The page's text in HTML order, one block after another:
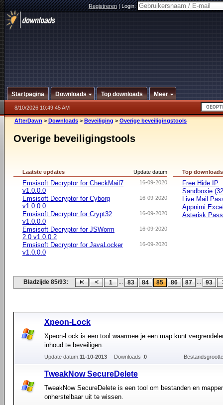
Registreren|Login:
Startpagina Downloads Top downloads Meer
8/10/2026 10:49:45 AM
AfterDawn > Downloads > Beveiliging > Overige beveiligingstools
Overige beveiligingstools
Update datum
Laatste updates
16-09-2020
Emsisoft Decryptor for CheckMail7
v1.0.0.0
16-09-2020
Emsisoft Decryptor for Cyborg
v1.0.0.0
16-09-2020
Emsisoft Decryptor for Crypt32
v1.0.0.0
16-09-2020
Emsisoft Decryptor for JSWorm
2.0 v1.0.0.2
16-09-2020
Emsisoft Decryptor for JavaLocker
v1.0.0.0
Top downloads
Free Hide IP
Sandboxie
Live Mail
Appnimi
Asterisk
Bladzijde 85/93: 1 ... 83 84 85 86 87 ... 93
Xpeon-Lock
Xpeon-Lock is een tool waarmee je een map kunt
inhoud te beveiligen.
Update datum:11-10-2013 Downloads :0
TweakNow SecureDelete
TweakNow SecureDelete is een tool om bestanden en
onherstelbaar uit te wissen.